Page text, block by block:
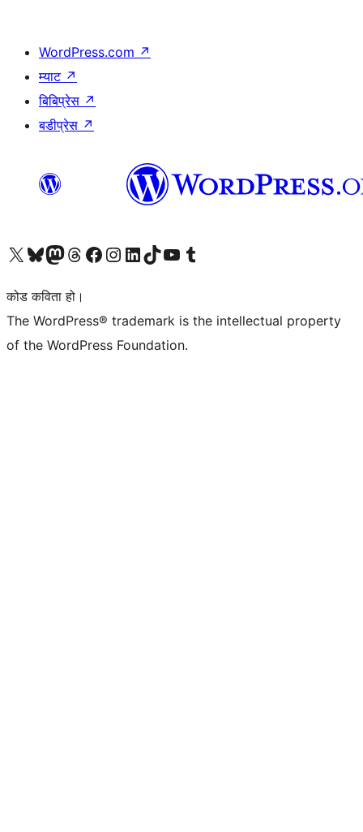
WordPress.com ↗
म्याट ↗
बिबिप्रेस ↗
बडीप्रेस ↗
हाम्रो X (पहिले ट्विटर) खातामा जानुहोस्
हाम्रो Bluesky खाता भ्रमण गर्नुहोस्
हाम्रो म्यास्टोडन खाता भ्रमण गर्नुहोस्
हाम्रो थ्रेड्स खातामा जानुहोस्
हाम्रो फेसबुक पेजमा जानुहोस्
हाम्रो इन्स्टाग्राम खातामा जानुहोस्
हाम्रो लिङ्क्डइन खातामा जानुहोस्
हाम्रो TikTok खाता भ्रमण गर्नुहोस्
हाम्रो युट्युब च्यानलमा जानुहोस्
हाम्रो टम्बलर खाता भ्रमण गर्नुहोस्
कोड कविता हो।
The WordPress® trademark is the intellectual property
of the WordPress Foundation.